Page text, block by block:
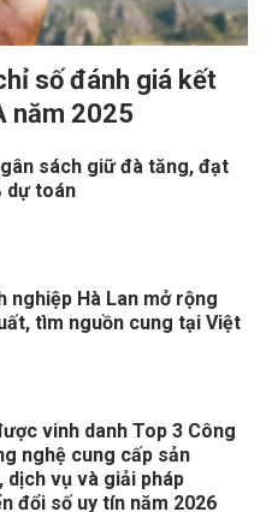
số đánh giá kết
năm 2025
sách giữ đà tăng, đạt
dự toán
nghiệp Hà Lan mở rộng
tìm nguồn cung tại Việt
vinh danh Top 3 Công
nghệ cung cấp sản
dịch vụ và giải pháp
đổi số uy tín năm 2026